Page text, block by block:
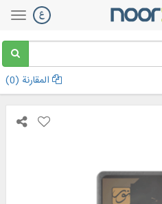
المقارنة (0
)